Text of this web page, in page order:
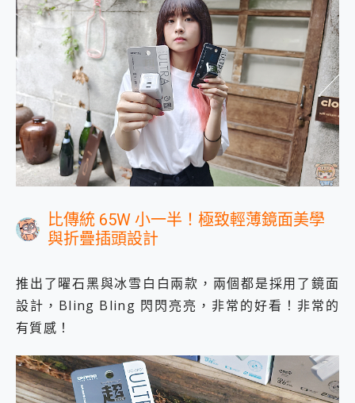
比傳統 65W 小一半！極致輕薄鏡面美學
與折疊插頭設計
推出了曜石黑與冰雪白白兩款，兩個都是採用了鏡面
設計，Bling Bling 閃閃亮亮，非常的好看！非常的
有質感！